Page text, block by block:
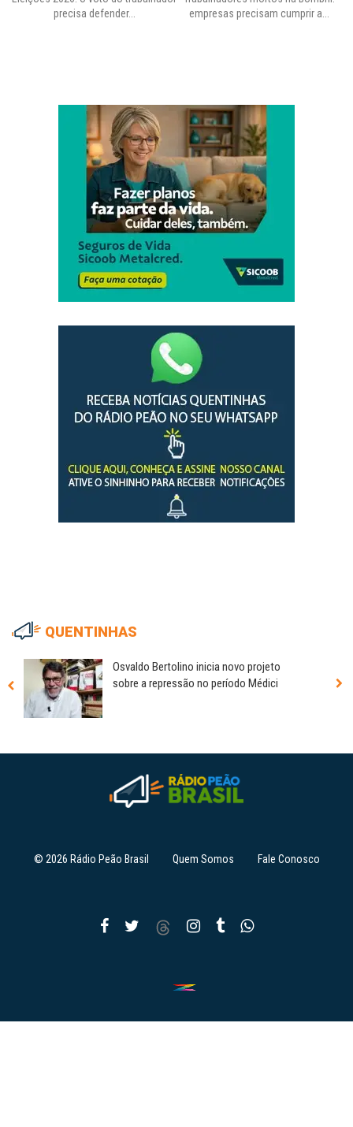
precisa defender...
empresas precisam cumprir a...
QUENTINHAS
Osvaldo Bertolino inicia novo projeto
sobre a repressão no período Médici
© 2026 Rádio Peão Brasil Quem Somos Fale Conosco